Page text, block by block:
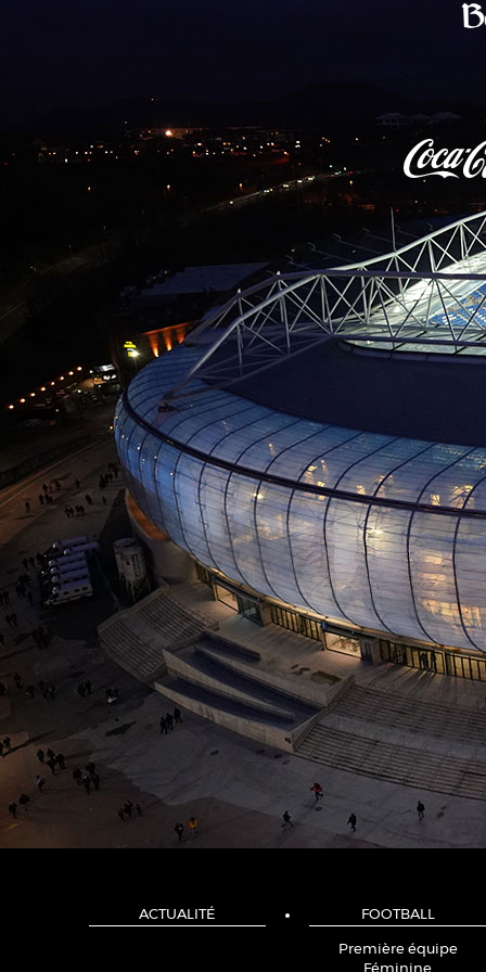
ACTUALITÉ FOOTBALL
Première équipe